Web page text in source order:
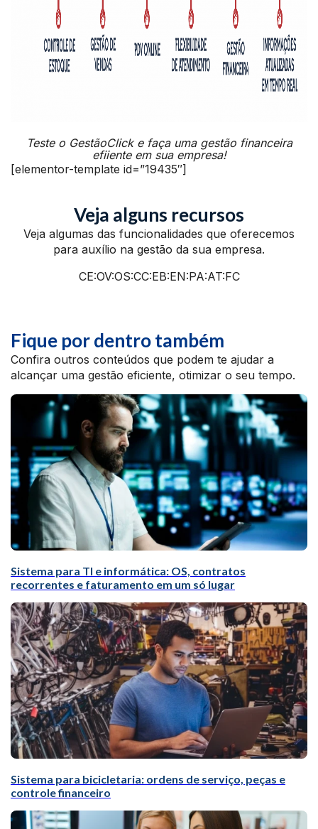
Teste o GestãoClick e faça uma gestão financeira
efiiente em sua empresa!
[elementor-template id=”19435″]
Veja alguns recursos
Veja algumas das funcionalidades que oferecemos
para auxílio na gestão da sua empresa.
CE:OV:OS:CC:EB:EN:PA:AT:FC
Fique por dentro também
Confira outros conteúdos que podem te ajudar a
alcançar uma gestão eficiente, otimizar o seu tempo.
Sistema para TI e informática: OS, contratos
recorrentes e faturamento em um só lugar
Sistema para bicicletaria: ordens de serviço, peças e
controle financeiro